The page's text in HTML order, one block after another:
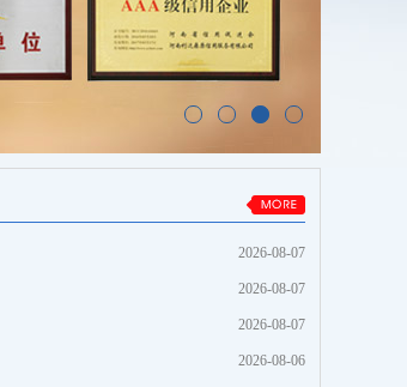
2026-08-07
2026-08-07
2026-08-07
2026-08-06